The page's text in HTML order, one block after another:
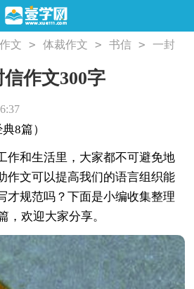
作文 > 体裁作文 > 书信 >
一封
信作文300字
8篇）
和生活里，大家都不可避免地
作文可以提高我们的语言组织能
才规范吗？下面是小编收集整理
，欢迎大家分享。